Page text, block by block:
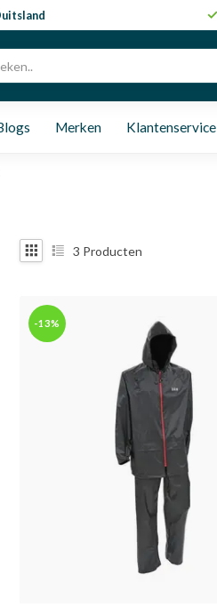
Merken Klantenservice
3 Producten
-13%